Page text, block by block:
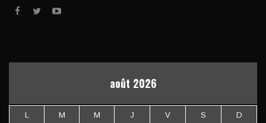
août 2026
L M M J V S D